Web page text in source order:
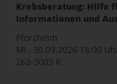
Krebsberatung: Hilfe
Informationen und
Pforzheim
Mi., 30.09.2026 18:00
262-3003 K